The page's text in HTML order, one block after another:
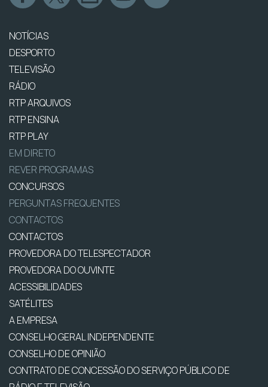
NOTÍCIAS
DESPORTO
TELEVISÃO
RÁDIO
RTP ARQUIVOS
RTP ENSINA
RTP PLAY
EM DIRETO
REVER PROGRAMAS
CONCURSOS
PERGUNTAS FREQUENTES
CONTACTOS
CONTACTOS
PROVEDORA DO TELESPECTADOR
PROVEDORA DO OUVINTE
ACESSIBILIDADES
SATÉLITES
A EMPRESA
CONSELHO GERAL INDEPENDENTE
CONSELHO DE OPINIÃO
CONTRATO DE CONCESSÃO DO SERVIÇO PÚBLICO DE